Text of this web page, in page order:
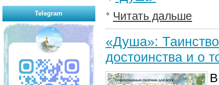
Читать дальше
«Душа»: Таинство
достоинства и о
Telegram